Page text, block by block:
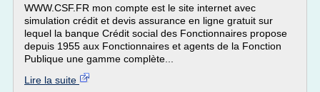
WWW.CSF.FR mon compte est le site internet avec
simulation crédit et devis assurance en ligne gratuit sur
lequel la banque Crédit social des Fonctionnaires propose
depuis 1955 aux Fonctionnaires et agents de la Fonction
Publique une gamme complète...
Lire la suite